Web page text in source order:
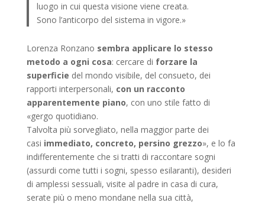
luogo in cui questa visione viene creata.
Sono l’anticorpo del sistema in vigore.»
Lorenza Ronzano sembra applicare lo stesso
metodo a ogni cosa: cercare di forzare la
superficie del mondo visibile, del consueto, dei
rapporti interpersonali, con un racconto
apparentemente piano, con uno stile fatto di
«gergo quotidiano.
Talvolta più sorvegliato, nella maggior parte dei
casi immediato, concreto, persino grezzo», e lo fa
indifferentemente che si tratti di raccontare sogni
(assurdi come tutti i sogni, spesso esilaranti), desideri
di amplessi sessuali, visite al padre in casa di cura,
serate più o meno mondane nella sua città,